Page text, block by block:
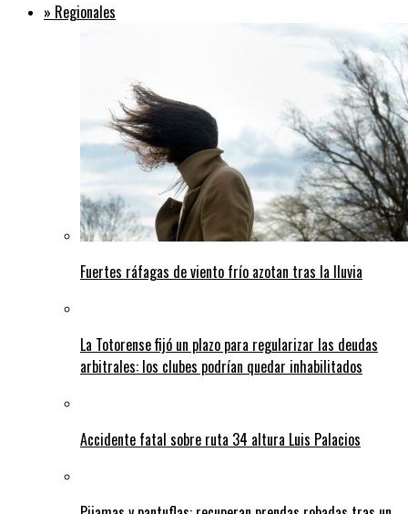
» Regionales
Fuertes ráfagas de viento frío azotan tras la lluvia
La Totorense fijó un plazo para regularizar las deudas
arbitrales: los clubes podrían quedar inhabilitados
Accidente fatal sobre ruta 34 altura Luis Palacios